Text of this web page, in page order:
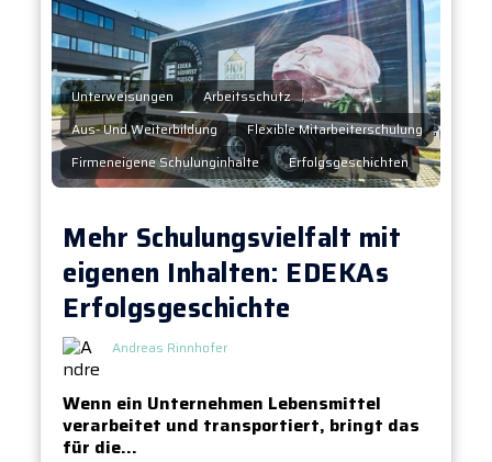
Unterweisungen , Arbeitsschutz ,
Aus- Und Weiterbildung , Flexible Mitarbeiterschulung ,
Firmeneigene Schulunginhalte , Erfolgsgeschichten
Mehr Schulungsvielfalt mit
eigenen Inhalten: EDEKAs
Erfolgsgeschichte
Andreas Rinnhofer
Wenn ein Unternehmen Lebensmittel
verarbeitet und transportiert, bringt das
für die...